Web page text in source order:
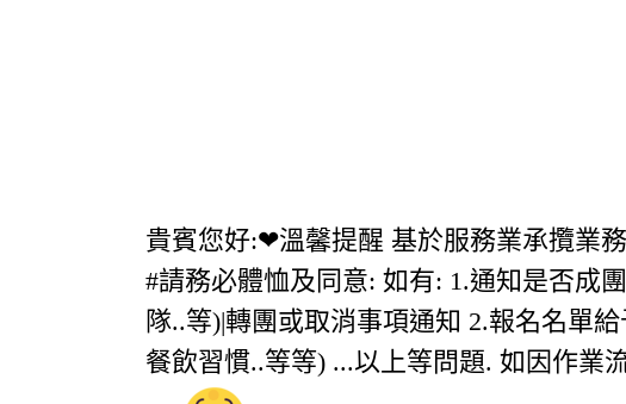
貴賓您好:❤溫馨提醒 基於服務業承攬業
#請務必體恤及同意: 如有: 1.通知是否成
隊..等)|轉團或取消事項通知 2.報名名單
餐飲習慣..等等) ...以上等問題. 如因作業